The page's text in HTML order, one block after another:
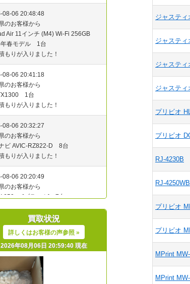
ジャスティ
ジャスティ
ジャスティ
ジャスティ
プリビオ
プリビオ
RJ-4230B
RJ-4250WB
プリビオ
プリビオ
MPrint
MPrint
買取状況
詳しくはお客様の声参照 »
2026年08月06日 20:59:40 現在